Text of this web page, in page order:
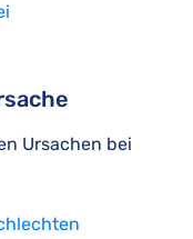
Ursachen bei